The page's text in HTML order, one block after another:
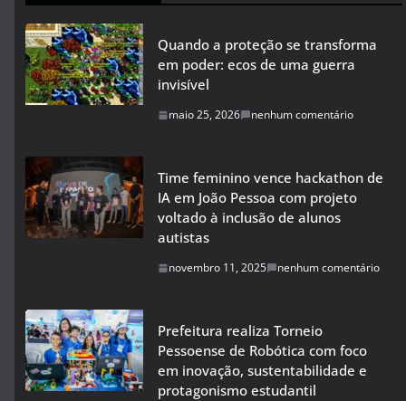
Quando a proteção se transforma
em poder: ecos de uma guerra
invisível
maio 25, 2026 nenhum comentário
Time feminino vence hackathon de
IA em João Pessoa com projeto
voltado à inclusão de alunos
autistas
novembro 11, 2025 nenhum comentário
Prefeitura realiza Torneio
Pessoense de Robótica com foco
em inovação, sustentabilidade e
protagonismo estudantil